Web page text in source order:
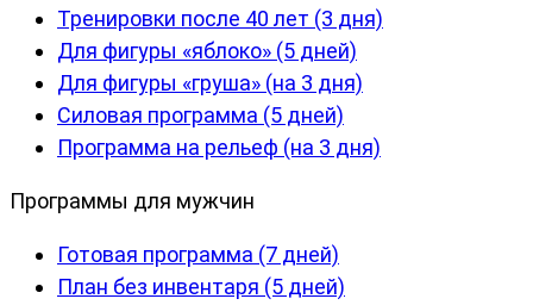
Тренировки после 40 лет (3 дня)
Для фигуры «яблоко» (5 дней)
Для фигуры «груша» (на 3 дня)
Силовая программа (5 дней)
Программа на рельеф (на 3 дня)
Программы для мужчин
Готовая программа (7 дней)
План без инвентаря (5 дней)